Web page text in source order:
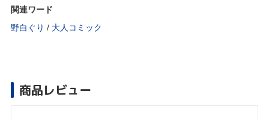
関連ワード
野白ぐり / 大人コミック
商品レビュー